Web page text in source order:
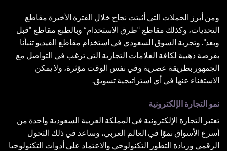
ومن أبرز الحملات التي أثبتت نجاح خلال الفترة الأخيرة مقاطع
التحديات، وكذلك مقاطع “طرق الاستخدام” وبالطبع مقاطع “قبل
وبعد”. وتجربة السوق السعودي في استخدام مقاطع الفيديو تنبأنا
بفرصة ذهبية لكافة العلامات التجارية التي ترغب في التواصل مع
الجمهور بطريقة عصرية وفي نفس الوقت مؤثرة، ولا يمكن
الاستغناء عنها في أي استراتيجية تسويق.
نمو التجارة الإلكترونية
تعتبر التجارة الإلكترونية في المملكة العربية السعودية واحدة من
أسرع الأسواق نموًا في العالم العربي، وساعد في ذلك التحول
الرقمي وزيادة التطور التكنولوجي والاعتماد على أدوات التكنولوجيا